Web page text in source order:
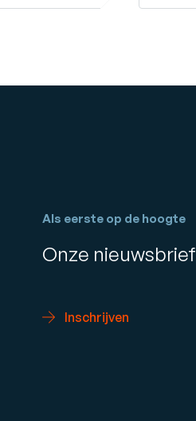
Als eerste op de hoogte
Onze nieuwsbrief
Inschrijven